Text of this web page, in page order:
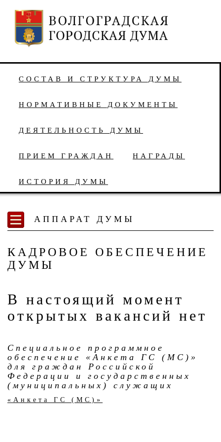
СОСТАВ И СТРУКТУРА ДУМЫ
НОРМАТИВНЫЕ ДОКУМЕНТЫ
ДЕЯТЕЛЬНОСТЬ ДУМЫ
ПРИЕМ ГРАЖДАН НАГРАДЫ
ИСТОРИЯ ДУМЫ
АППАРАТ ДУМЫ
КАДРОВОЕ ОБЕСПЕЧЕНИЕ
ДУМЫ
В настоящий момент
открытых вакансий нет
Специальное программное
обеспечение «Анкета ГС (МС)»
для граждан Российской
Федерации и государственных
(муниципальных) служащих
«Анкета ГС (МС)»